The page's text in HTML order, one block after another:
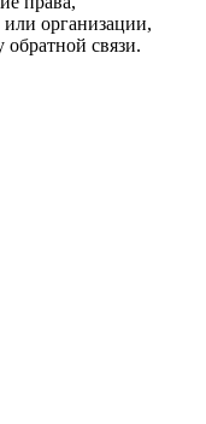
организации,
связи.